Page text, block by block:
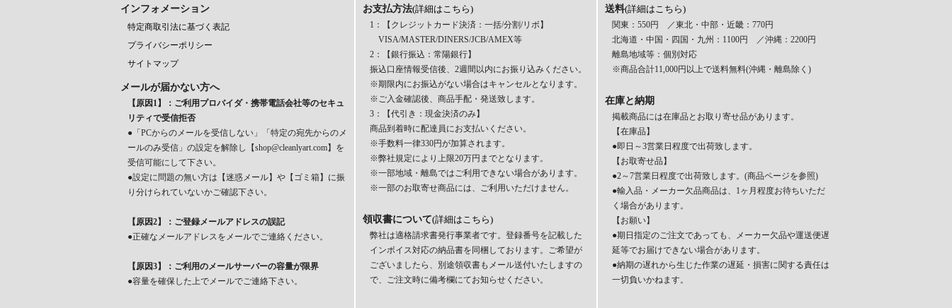
インフォメーション
特定商取引法に基づく表記
プライバシーポリシー
サイトマップ
メールが届かない方へ
【原因1】：ご利用プロバイダ・携帯電話会社等のセキュ
リティで受信拒否
●「PCからのメールを受信しない」「特定の宛先からのメ
ールのみ受信」の設定を解除し【shop@cleanlyart.com】を
受信可能にして下さい。
●設定に問題の無い方は【迷惑メール】や【ゴミ箱】に振
り分けられていないかご確認下さい。
【原因2】：ご登録メールアドレスの誤記
●正確なメールアドレスをメールでご連絡ください。
【原因3】：ご利用のメールサーバーの容量が限界
●容量を確保した上でメールでご連絡下さい。
お支払方法(詳細はこちら)
1：【クレジットカード決済：一括/分割/リボ】
VISA/MASTER/DINERS/JCB/AMEX等
2：【銀行振込：常陽銀行】
振込口座情報受信後、2週間以内にお振り込みください。
※期限内にお振込がない場合はキャンセルとなります。
※ご入金確認後、商品手配・発送致します。
3：【代引き：現金決済のみ】
商品到着時に配達員にお支払いください。
※手数料一律330円が加算されます。
※弊社規定により上限20万円までとなります。
※一部地域・離島ではご利用できない場合があります。
※一部のお取寄せ商品には、ご利用いただけません。
領収書について(詳細はこちら)
弊社は適格請求書発行事業者です。登録番号を記載した
インボイス対応の納品書を同梱しております。ご希望が
ございましたら、別途領収書もメール送付いたしますの
で、ご注文時に備考欄にてお知らせください。
送料(詳細はこちら)
関東：550円 ／東北・中部・近畿：770円
北海道・中国・四国・九州：1100円 ／沖縄：2200円
離島地域等：個別対応
※商品合計11,000円以上で送料無料(沖縄・離島除く)
在庫と納期
掲載商品には在庫品とお取り寄せ品があります。
【在庫品】
●即日～3営業日程度で出荷致します。
【お取寄せ品】
●2～7営業日程度で出荷致します。(商品ページを参照)
●輸入品・メーカー欠品商品は、1ヶ月程度お待ちいただ
く場合があります。
【お願い】
●期日指定のご注文であっても、メーカー欠品や運送便遅
延等でお届けできない場合があります。
●納期の遅れから生じた作業の遅延・損害に関する責任は
一切負いかねます。